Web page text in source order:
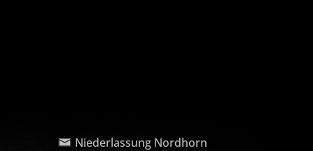
Niederlassung Nordhorn